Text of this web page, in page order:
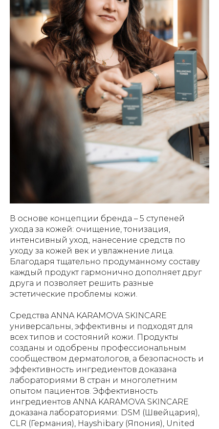
В основе концепции бренда – 5 ступеней
ухода за кожей: очищение, тонизация,
интенсивный уход, нанесение средств по
уходу за кожей век и увлажнение лица.
Благодаря тщательно продуманному составу
каждый продукт гармонично дополняет друг
друга и позволяет решить разные
эстетические проблемы кожи.
Средства ANNA KARAMOVA SKINCARE
универсальны, эффективны и подходят для
всех типов и состояний кожи. Продукты
созданы и одобрены профессиональным
сообществом дерматологов, а безопасность и
эффективность ингредиентов доказана
лабораториями 8 стран и многолетним
опытом пациентов. Эффективность
ингредиентов ANNA KARAMOVA SKINCARE
доказана лабораториями: DSM (Швейцария),
CLR (Германия), Hayshibary (Япония), United